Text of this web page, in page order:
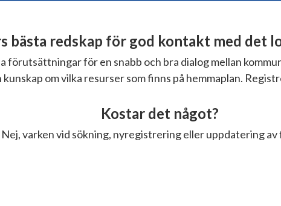
bästa redskap för god kontakt med det
för en snabb och bra dialog mellan
om vilka resurser som finns på hemmaplan.
Kostar det något?
Nej, varken vid sökning, nyregistrering eller uppdatering